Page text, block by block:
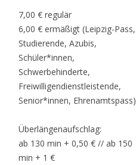
7,00 € regulär
6,00 € ermäßigt (Leipzig-Pass,
Studierende, Azubis,
Schüler*innen,
Schwerbehinderte,
Freiwilligendienstleistende,
Senior*innen, Ehrenamtspass)
Überlängenaufschlag:
ab 130 min + 0,50 € // ab 150
min + 1 €